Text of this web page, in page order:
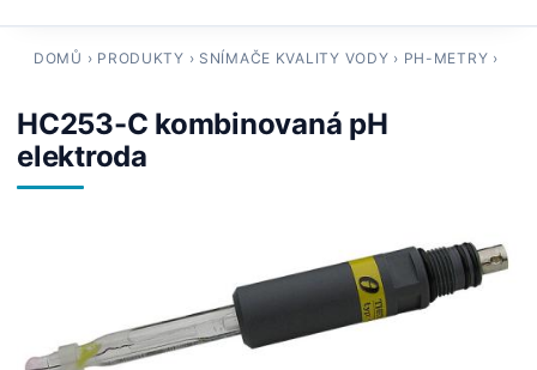
DOMŮ › PRODUKTY › SNÍMAČE KVALITY VODY › PH-METRY ›
HC253-C kombinovaná pH
elektroda